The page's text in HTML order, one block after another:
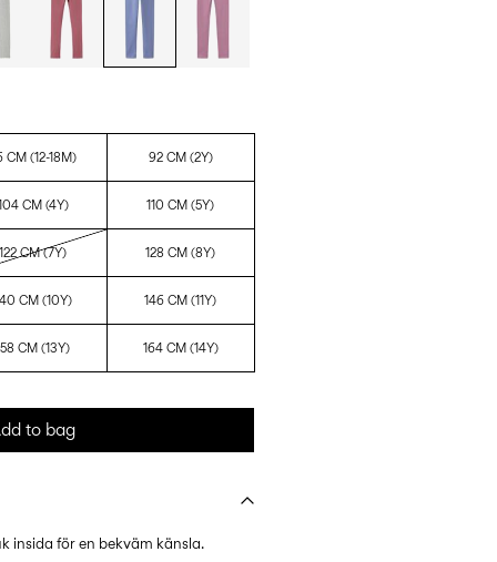
CM (12-18M) 92 CM (2Y)
CM (4Y) 110 CM (5Y)
122 CM (7Y) 128 CM (8Y)
CM (10Y) 146 CM (11Y)
CM (13Y) 164 CM (14Y)
to bag
insida för en bekväm känsla.